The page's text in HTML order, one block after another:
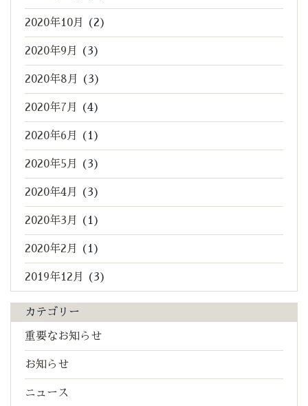
2020年10月 (2)
2020年9月 (3)
2020年8月 (3)
2020年7月 (4)
2020年6月 (1)
2020年5月 (3)
2020年4月 (3)
2020年3月 (1)
2020年2月 (1)
2019年12月 (3)
カテゴリー
重要なお知らせ
お知らせ
ニュース